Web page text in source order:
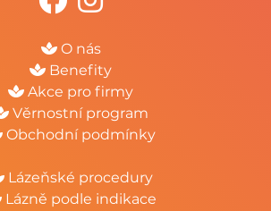
O nás
Benefity
Akce pro firmy
Věrnostní program
Obchodní podmínky
Lázeňské procedury
Lázně podle indikace